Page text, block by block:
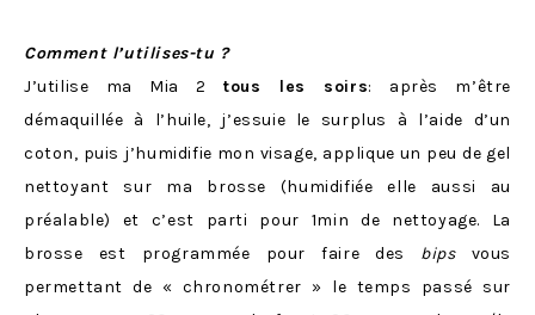
Comment l’utilises-tu ?
J’utilise ma Mia 2tous les soirs: après m’être
démaquillée à l’huile, j’essuie le surplus à l’aide d’un
coton, puis j’humidifie mon visage, applique un peu de gel
nettoyant sur ma brosse (humidifiée elle aussi au
préalable) et c’est parti pour 1min de nettoyage. La
brosse est programmée pour faire des bipsvous
permettant de « chronométrer » le temps passé sur